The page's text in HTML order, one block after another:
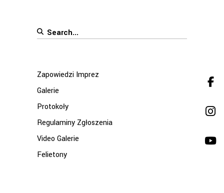
Search
Zapowiedzi Imprez
Galerie
Protokoły
Regulaminy Zgłoszenia
Video Galerie
Felietony